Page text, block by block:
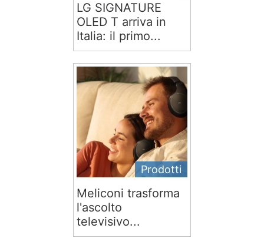
LG SIGNATURE
OLED T arriva in
Italia: il primo...
Prodotti
Meliconi trasforma
l'ascolto
televisivo...